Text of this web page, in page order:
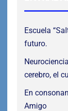
Escuela
futuro.
cerebro, el
En
Amigo